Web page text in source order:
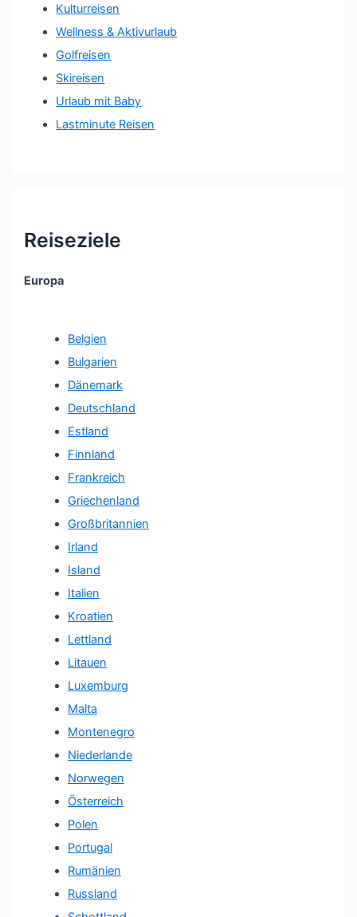
Kulturreisen
Wellness & Aktivurlaub
Golfreisen
Skireisen
Urlaub mit Baby
Lastminute Reisen
Reiseziele
Europa
Belgien
Bulgarien
Dänemark
Deutschland
Estland
Finnland
Frankreich
Griechenland
Großbritannien
Irland
Island
Italien
Kroatien
Lettland
Litauen
Luxemburg
Malta
Montenegro
Niederlande
Norwegen
Österreich
Polen
Portugal
Rumänien
Russland